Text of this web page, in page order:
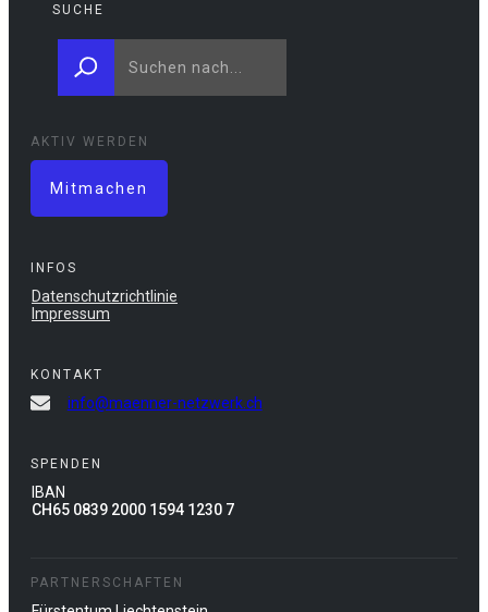
SUCHE
AKTIV WERDEN
Mitmachen
INFOS
Datenschutzrichtlinie
Impressum
KONTAKT
info@maenner-netzwerk.ch
SPENDEN
IBAN
CH65 0839 2000 1594 1230 7
PARTNERSCHAFTEN